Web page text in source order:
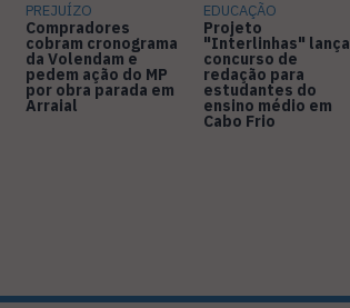
PREJUÍZO
Compradores
cobram cronograma
da Volendam e
pedem ação do MP
por obra parada em
Arraial
EDUCAÇÃO
Projeto
"Interlinhas" lança
concurso de
redação para
estudantes do
ensino médio em
Cabo Frio